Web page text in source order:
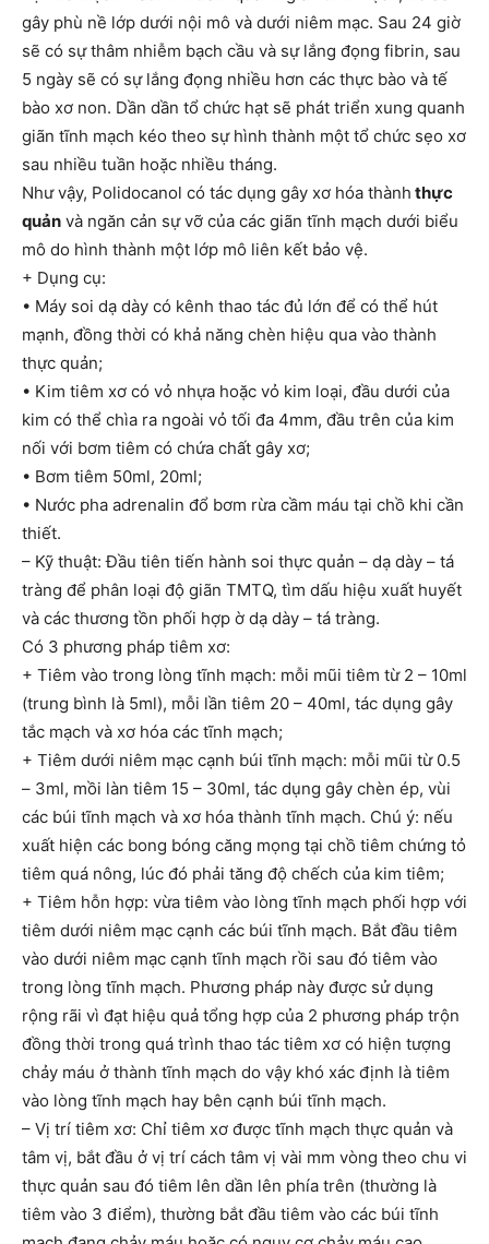
gây phù nề lớp dưới nội mô và dưới niêm mạc. Sau 24 giờ
sẽ có sự thâm nhiễm bạch cầu và sự lắng đọng fibrin, sau
5 ngày sẽ có sự lắng đọng nhiều hơn các thực bào và tế
bào xơ non. Dần dần tổ chức hạt sẽ phát triển xung quanh
giãn tĩnh mạch kéo theo sự hình thành một tổ chức sẹo xơ
sau nhiều tuần hoặc nhiều tháng.
Như vậy, Polidocanol có tác dụng gây xơ hóa thành thực
quản và ngăn cản sự vỡ của các giãn tĩnh mạch dưới biểu
mô do hình thành một lớp mô liên kết bảo vệ.
+ Dụng cụ:
• Máy soi dạ dày có kênh thao tác đủ lớn để có thể hút
mạnh, đồng thời có khả năng chèn hiệu qua vào thành
thực quản;
• Kim tiêm xơ có vỏ nhựa hoặc vỏ kim loại, đầu dưới của
kim có thể chìa ra ngoài vỏ tối đa 4mm, đầu trên của kim
nối với bơm tiêm có chứa chất gây xơ;
• Bơm tiêm 50ml, 20ml;
• Nước pha adrenalin đổ bơm rừa cầm máu tại chồ khi cần
thiết.
– Kỹ thuật: Đầu tiên tiến hành soi thực quản – dạ dày – tá
tràng để phân loại độ giãn TMTQ, tìm dấu hiệu xuất huyết
và các thương tồn phối hợp ờ dạ dày – tá tràng.
Có 3 phương pháp tiêm xơ:
+ Tiêm vào trong lòng tĩnh mạch: mỗi mũi tiêm từ 2 – 10ml
(trung bình là 5ml), mỗi lần tiêm 20 – 40ml, tác dụng gây
tắc mạch và xơ hóa các tĩnh mạch;
+ Tiêm dưới niêm mạc cạnh búi tĩnh mạch: mỗi mũi từ 0.5
– 3ml, mồi làn tiêm 15 – 30ml, tác dụng gây chèn ép, vùi
các búi tĩnh mạch và xơ hóa thành tĩnh mạch. Chú ý: nếu
xuất hiện các bong bóng căng mọng tại chồ tiêm chứng tỏ
tiêm quá nông, lúc đó phải tăng độ chếch của kim tiêm;
+ Tiêm hỗn hợp: vừa tiêm vào lòng tĩnh mạch phối hợp với
tiêm dưới niêm mạc cạnh các búi tĩnh mạch. Bắt đầu tiêm
vào dưới niêm mạc cạnh tĩnh mạch rồi sau đó tiêm vào
trong lòng tĩnh mạch. Phương pháp này được sử dụng
rộng rãi vì đạt hiệu quả tổng hợp của 2 phương pháp trộn
đồng thời trong quá trình thao tác tiêm xơ có hiện tượng
chảy máu ở thành tĩnh mạch do vậy khó xác định là tiêm
vào lòng tĩnh mạch hay bên cạnh búi tĩnh mạch.
– Vị trí tiêm xơ: Chỉ tiêm xơ được tĩnh mạch thực quản và
tâm vị, bắt đầu ở vị trí cách tâm vị vài mm vòng theo chu vi
thực quản sau đó tiêm lên dần lên phía trên (thường là
tiêm vào 3 điểm), thường bắt đầu tiêm vào các búi tĩnh